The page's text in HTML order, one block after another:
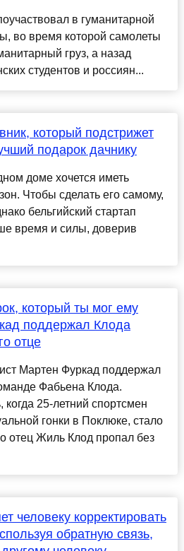
в гуманитарной
во время которой самолеты
груз, а назад
студентов и россиян...
который подстрижет
подарок дачнику
доме хочется иметь
Чтобы сделать его самому,
бельгийский стартап
время и силы, доверив
который ты мог ему
поддержал Клода
отце
Мартен Фуркад поддержал
Фабьена Клода.
25-летний спортсмен
гонки в Поклюке, стало
отец Жиль Клод пропал без
человеку корректировать
обратную связь,